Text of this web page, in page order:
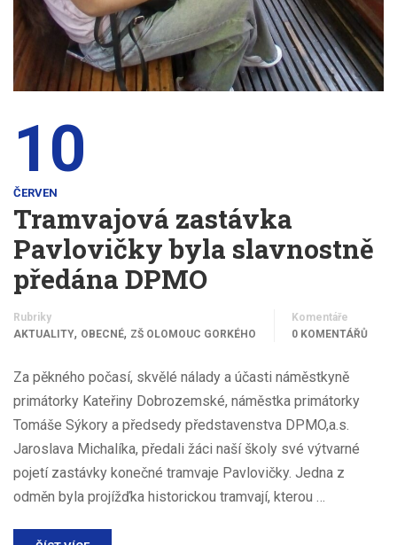
10
ČERVEN
Tramvajová zastávka
Pavlovičky byla slavnostně
předána DPMO
Rubriky
AKTUALITY, OBECNÉ, ZŠ OLOMOUC GORKÉHO
Komentáře
0 KOMENTÁŘŮ
Za pěkného počasí, skvělé nálady a účasti náměstkyně
primátorky Kateřiny Dobrozemské, náměstka primátorky
Tomáše Sýkory a předsedy představenstva DPMO,a.s.
Jaroslava Michalíka, předali žáci naší školy své výtvarné
pojetí zastávky konečné tramvaje Pavlovičky. Jedna z
odměn byla projížďka historickou tramvají, kterou …